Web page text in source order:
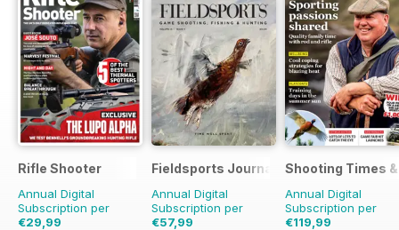
Rifle Shooter
Annual Digital
Subscription per
€29,99
Fieldsports Journal
Annual Digital
Subscription per
€57,99
Shooting Times
Annual Digital
Subscription per
€119,99